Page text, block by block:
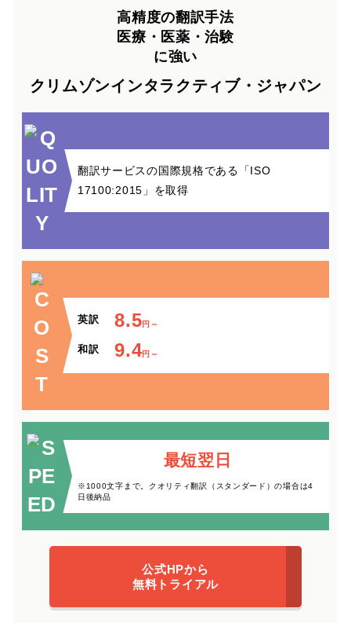
高精度の翻訳手法
医療・医薬・治験
に強い
クリムゾンインタラクティブ・ジャパン
翻訳サービスの国際規格である「ISO
17100:2015」を取得
英訳 8.5円～
和訳 9.4円～
最短翌日
※1000文字まで。クオリティ翻訳（スタンダード）の場合は4
日後納品
公式HPから
無料トライアル